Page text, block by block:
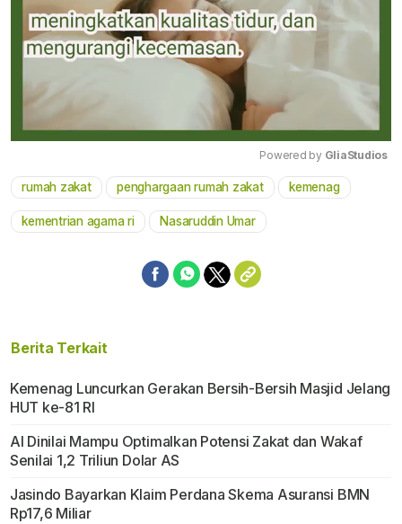
Mute
Powered by GliaStudios
rumah zakat penghargaan rumah zakat kemenag
kementrian agama ri Nasaruddin Umar
Berita Terkait
Kemenag Luncurkan Gerakan Bersih-Bersih Masjid Jelang
HUT ke-81 RI
AI Dinilai Mampu Optimalkan Potensi Zakat dan Wakaf
Senilai 1,2 Triliun Dolar AS
Jasindo Bayarkan Klaim Perdana Skema Asuransi BMN
Rp17,6 Miliar